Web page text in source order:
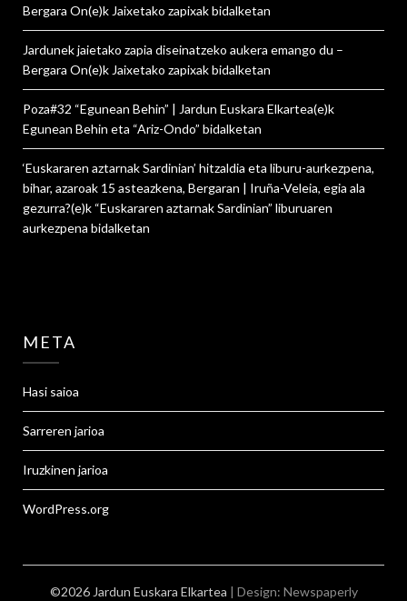
Bergara On(e)k Jaixetako zapixakbidalketan
Jardunek jaietako zapia diseinatzeko aukera emango du –
Bergara On(e)k Jaixetako zapixakbidalketan
Poza#32 “Egunean Behin” | Jardun Euskara Elkartea(e)k
Egunean Behin eta “Ariz-Ondo” bidalketan
‘Euskararen aztarnak Sardinian’ hitzaldia eta liburu-aurkezpena,
bihar, azaroak 15 asteazkena, Bergaran | Iruña-Veleia, egia ala
gezurra?(e)k “Euskararen aztarnak Sardinian” liburuaren
aurkezpena bidalketan
META
Hasi saioa
Sarreren jarioa
Iruzkinen jarioa
WordPress.org
©2026 Jardun Euskara Elkartea | Design: Newspaperly